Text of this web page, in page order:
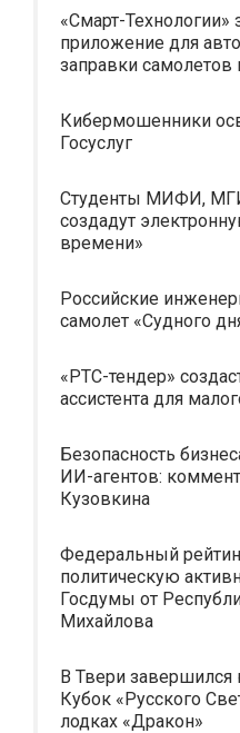
«Смарт-Технологии»
приложение для
заправки
Кибермошенники
Госуслуг
Студенты МИФИ,
создадут
времени»
Российские
самолет «Судного
«РТС-тендер»
ассистента для
Безопасность
ИИ-агентов:
Кузовкина
Федеральный
политическую
Госдумы от
Михайлова
В Твери
Кубок «Русского
лодках «Дракон»